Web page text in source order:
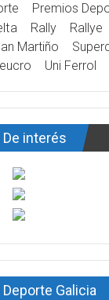
Premios
Rally Rallye
Martiño
Uni Ferrol
De interés
Deporte Galicia